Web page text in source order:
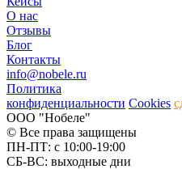
О нас
Отзывы
Блог
Контакты
info@nobele.ru
Политика
конфиденциальности Cookies
ООО "Нобеле"
© Все права защищены
ПН-ПТ: с 10:00-19:00
СБ-ВС: выходные дни